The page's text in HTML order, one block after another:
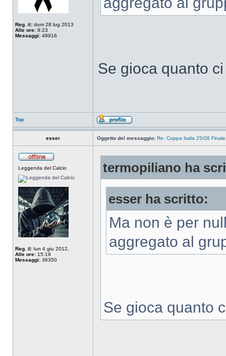
Reg. il: dom 28 lug 2013
Alle ore: 9:23
Messaggi: 49916
Se gioca quanto
Top
esser Oggetto del messaggio: Re: Coppa Italia 25/26
Leggenda del Calcio
Reg. il: lun 4 giu 2012,
Alle ore: 15:19
Messaggi: 36350
termopiliano ha
esser ha scritto:
Ma non è per
aggregato al
Se gioca quanto